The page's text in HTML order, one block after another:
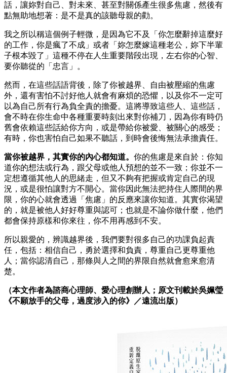
話，讓妳對自己、對未來、甚至對關係產生很多焦慮，然後有
點無助地想著：是不是真的該聽母親的勸。
我之所以稱這個例子輕微，是因為它不及「你怎麼辭掉這麼好
的工作，你是瘋了不成」或者「妳怎麼嫁這種老公，妳下半輩
子根本毀了」這種不停在人生重要階段出現，左右你的心智、
要你聽從的「忠言」。
然而，在這些話語背後，除了你被越界、自由被壓縮的焦慮
外，還有害怕不討好他人就會有麻煩的恐懼，以及你不一定可
以為自己所有行為負全責的擔憂。這將導致這些人、這些話，
會不時在你生命中各種重要時刻出來對你補刀，因為你有時仍
舊會依賴這些話給你方向，或是帶給你被愛、被關心的感受；
有時，你也害怕自己如果不聽話，到時會後悔無法承擔責任。
當你被越界，其實你的內心都知道。 你的焦慮是來自於：你知
道你的想法或行為，跟父母或他人預想的並不一致；你並不一
定想遵循其他人的思緒走，但又不夠有把握或肯定自己的現
況，或是很怕讓對方不開心。當你因此無法把持住人際間的界
限，你的心就會透過「焦慮」的反應來讓你知道。其實你渴望
的，就是被他人好好尊重與認可；也就是不論你做什麼，他們
都會保持原樣和你來往，你不用再感到不安。
所以親愛的，辨識越界後，我們要對很多自己的功課負起責
任，包括：相信自己，勇於選擇和負責，尊重自己更尊重他
人；當你認清自己，那條與人之間的界限自然就會愈來愈清
楚。
（本文作者為諮商心理師、愛心理創辦人；原文刊載於吳姵瑩
《不願放手的父母，過度涉入的你》／遠流出版）